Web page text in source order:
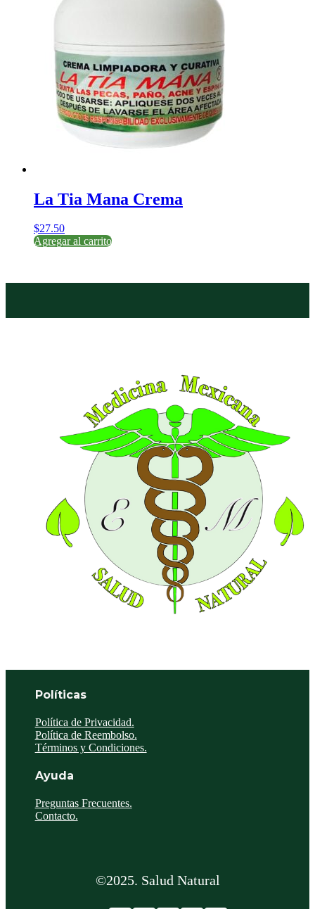
La Tia Mana Crema
$27.50
Agregar al carrito
Políticas
Política de Privacidad.
Política de Reembolso.
Términos y Condiciones.
Ayuda
Preguntas Frecuentes.
Contacto.
©2025. Salud Natural